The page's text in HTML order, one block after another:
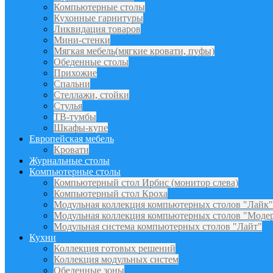
Компьютерные столы
Кухонные гарнитуры
Ликвидация товаров
Мини-стенки
Мягкая мебель(мягкие кровати, пуфы)
Обеденные столы
Прихожие
Спальни
Стеллажи, стойки
Стулья
ТВ-тумбы
Шкафы-купе
Европейская мебель
Кровати
Журнальные столы
Компьютерные столы
Компьютерный стол Ирбис (монитор слева)
Компьютерный стол Кроха
Модульная коллекция компьютерных столов "Лайк"
Модульная коллекция компьютерных столов
Модульная система компьютерных столов "Лайт"
Кухни
Коллекция готовых решений
Коллекция модульных систем
Обеденные зоны